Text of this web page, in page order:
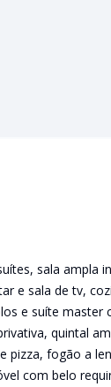
sala ampla
e sala de tv,
e suíte master
quintal
pizza, fogão a
com belo